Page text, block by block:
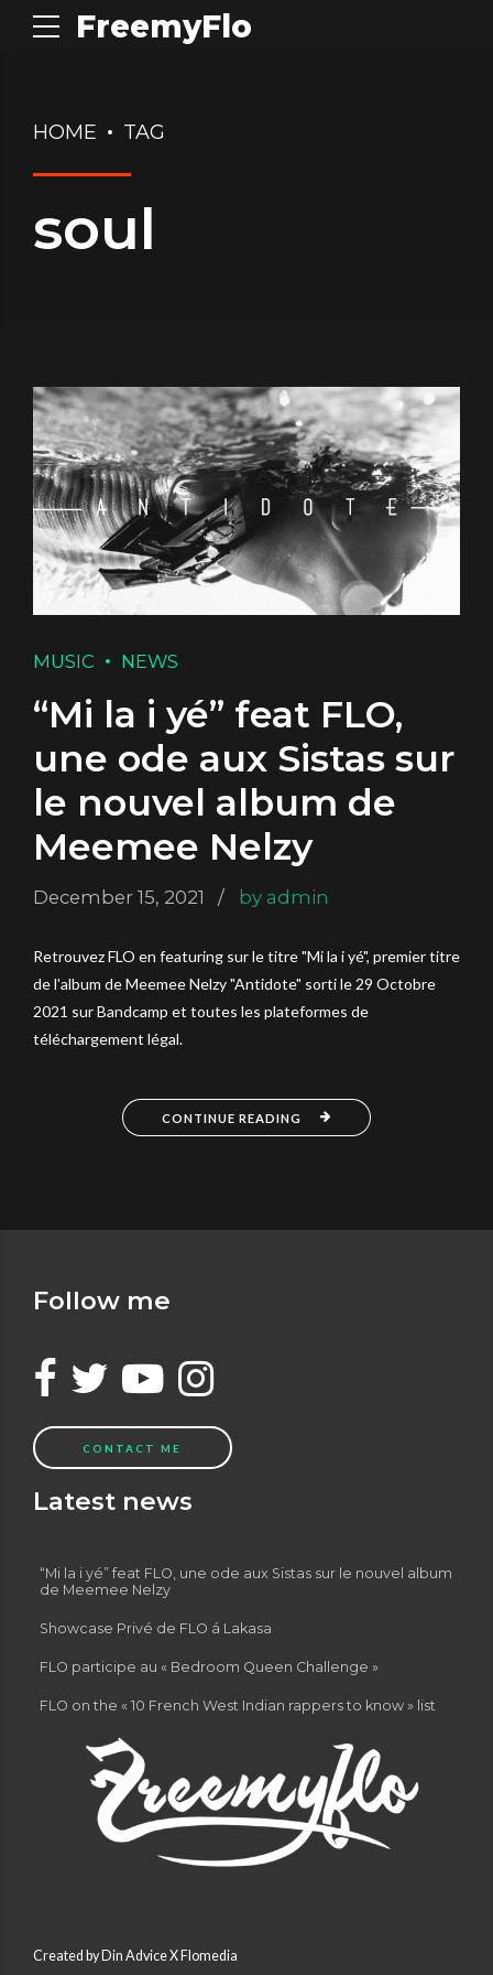
FreemyFlo
HOME TAG
soul
MUSIC NEWS
“Mi la i yé” feat FLO,
une ode aux Sistas sur
le nouvel album de
Meemee Nelzy
December 15, 2021 by admin
Retrouvez FLO en featuring sur le titre "Mi la i yé", premier titre
de l'album de Meemee Nelzy "Antidote" sorti le 29 Octobre
2021 sur Bandcamp et toutes les plateformes de
téléchargement légal.
CONTINUE READING
Follow me
CONTACT ME
Latest news
“Mi la i yé” feat FLO, une ode aux Sistas sur le nouvel album
de Meemee Nelzy
Showcase Privé de FLO á Lakasa
FLO participe au « Bedroom Queen Challenge »
FLO on the « 10 French West Indian rappers to know » list
Created by Din Advice X Flomedia